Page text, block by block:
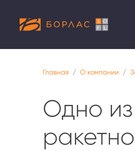
Главная О компании
Одно